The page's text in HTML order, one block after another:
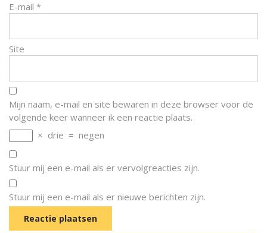
E-mail *
Site
Mijn naam, e-mail en site bewaren in deze browser voor de
volgende keer wanneer ik een reactie plaats.
× drie = negen
Stuur mij een e-mail als er vervolgreacties zijn.
Stuur mij een e-mail als er nieuwe berichten zijn.